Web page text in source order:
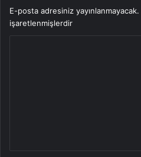
E-posta adresiniz yayınlanmayacak.
işaretlenmişlerdir